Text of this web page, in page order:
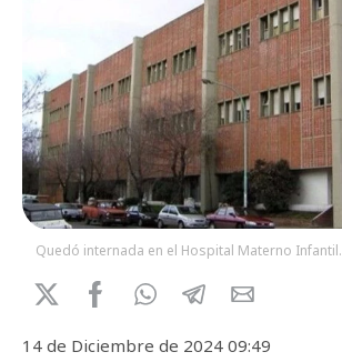
Quedó internada en el Hospital Materno Infantil.
14 de Diciembre de 2024 09:49